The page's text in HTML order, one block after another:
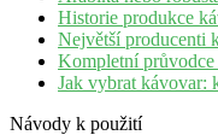
Historie produkce
Největší producenti
Kompletní
Jak vybrat kávovar:
Návody k použití